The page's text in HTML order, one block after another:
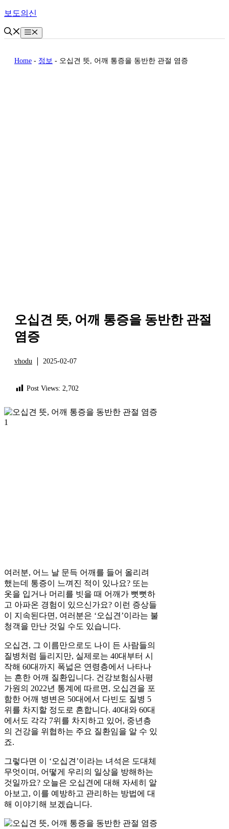
Skip
content
보도의신
Menu
Home - 정보 - 오십견 뜻, 어깨 통증을 동반한 관절 염증
오십견 뜻, 어깨 통증을 동반한 관절
염증
vhodu 2025-02-07
Post Views: 2,702
여러분, 어느 날 문득 어깨를 들어 올리려
했는데 통증이 느껴진 적이 있나요? 또는
옷을 입거나 머리를 빗을 때 어깨가 뻣뻣하
고 아파온 경험이 있으신가요? 이런 증상들
이 지속된다면, 여러분은 ‘오십견’이라는 불
청객을 만난 것일 수도 있습니다.
오십견, 그 이름만으로도 나이 든 사람들의
질병처럼 들리지만, 실제로는 40대부터 시
작해 60대까지 폭넓은 연령층에서 나타나
는 흔한 어깨 질환입니다. 건강보험심사평
가원의 2022년 통계에 따르면, 오십견을 포
함한 어깨 병변은 50대에서 다빈도 질병 5
위를 차지할 정도로 흔합니다. 40대와 60대
에서도 각각 7위를 차지하고 있어, 중년층
의 건강을 위협하는 주요 질환임을 알 수 있
죠.
그렇다면 이 ‘오십견’이라는 녀석은 도대체
무엇이며, 어떻게 우리의 일상을 방해하는
것일까요? 오늘은 오십견에 대해 자세히 알
아보고, 이를 예방하고 관리하는 방법에 대
해 이야기해 보겠습니다.